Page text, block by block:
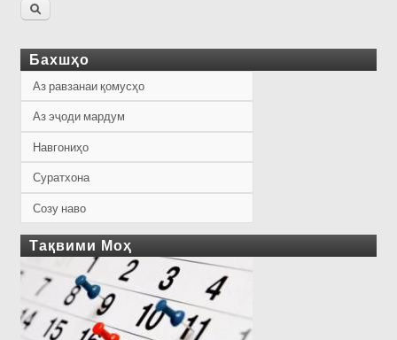
Бахшҳо
Аз равзанаи қомусҳо
Аз эҷоди мардум
Навгониҳо
Суратхона
Созу наво
Тақвими Моҳ